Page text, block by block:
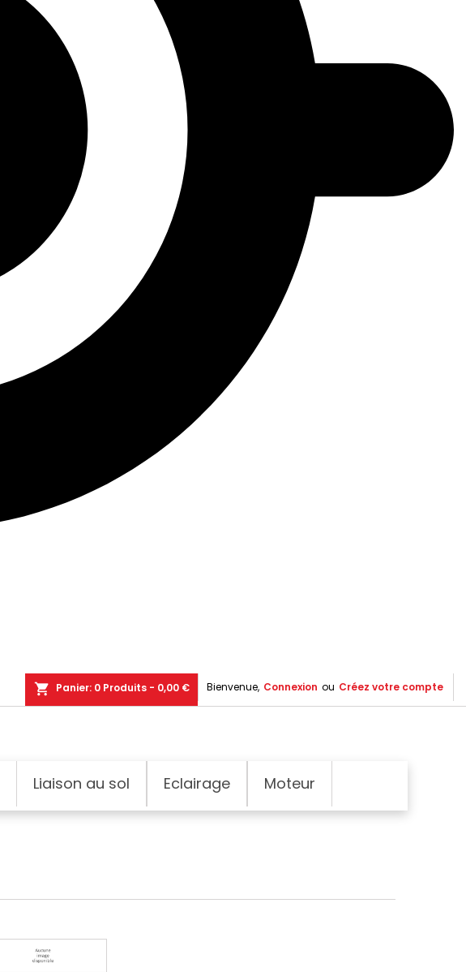
Bienvenue, Connexion ou Créez votre compte
shopping_cart Panier: 0 Produits - 0,00 €
Liaison au sol Eclairage Moteur